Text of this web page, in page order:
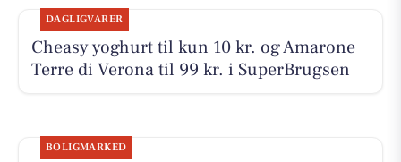
DAGLIGVARER
Cheasy yoghurt til kun 10 kr. og Amarone
Terre di Verona til 99 kr. i SuperBrugsen
BOLIGMARKED